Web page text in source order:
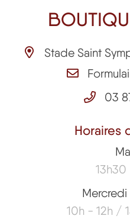
Stade Saint
03
Horaires
Mercredi
10h - 12h /